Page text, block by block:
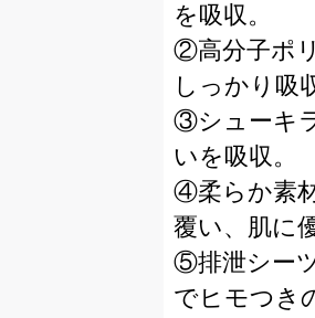
を吸収。
②高分子ポ
しっかり吸
③シューキ
いを吸収。
④柔らか素
覆い、肌に
⑤排泄シー
でヒモつき